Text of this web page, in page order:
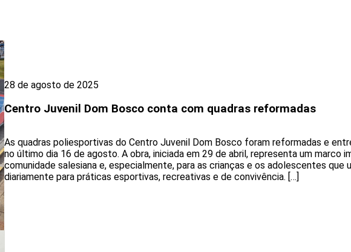
28 de agosto de 2025
Centro Juvenil Dom Bosco conta com quadras reformadas
As quadras poliesportivas do Centro Juvenil Dom Bosco foram reformadas e
no último dia 16 de agosto. A obra, iniciada em 29 de abril, representa um marco
comunidade salesiana e, especialmente, para as crianças e os adolescentes que
diariamente para práticas esportivas, recreativas e de convivência. […]